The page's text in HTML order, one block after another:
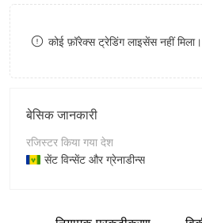
8
9 कोई फ़ॉरेक्स ट्रेडिंग लाइसेंस नहीं
बेसिक जानकारी
रजिस्टर किया गया देश
सेंट विन्सेंट और ग्रेनाडीन्स